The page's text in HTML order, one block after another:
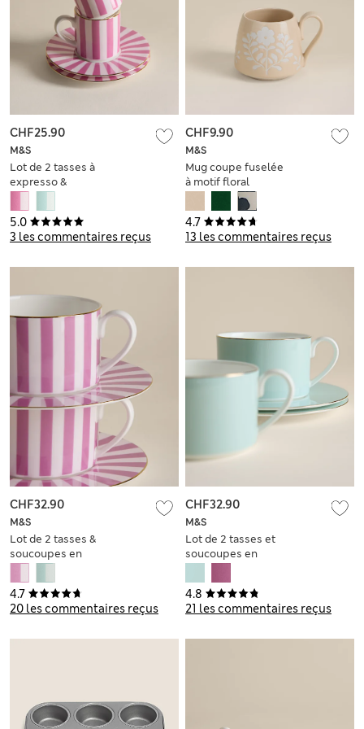
5.0
3 les commentaires reçus
M&S
Lot de 2 tasses à
expresso &
soucoupes en
porcelaine à rayures
CHF25.90
4.7
13 les commentaires reçus
M&S
Mug coupe fuselée
à motif floral
CHF9.90
4.7
20 les commentaires reçus
M&S
Lot de 2 tasses &
soucoupes en
porcelaine à rayures
CHF32.90
4.8
21 les commentaires reçus
M&S
Lot de 2 tasses et
soucoupes en
CHF32.90